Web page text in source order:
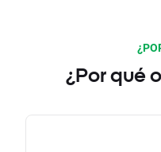
¿Por qué